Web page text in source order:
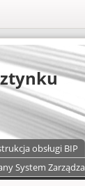
obsługi BIP
System